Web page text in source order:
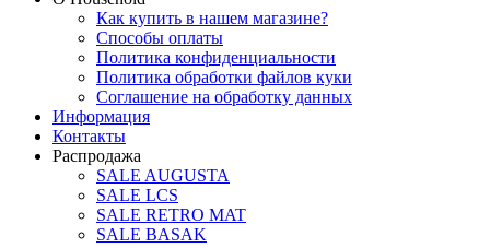
Как купить в нашем магазине?
Способы оплаты
Политика конфиденциальности
Политика обработки файлов куки
Соглашение на обработку данных
Информация
Контакты
Распродажа
SALE AUGUSTA
SALE LCS
SALE RETRO MAT
SALE BASAK